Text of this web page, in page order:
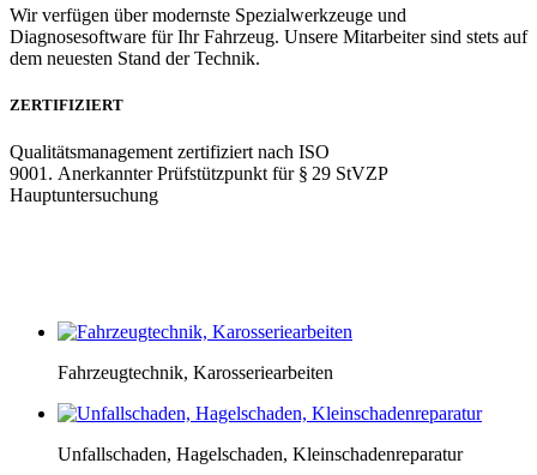
Wir verfügen über modernste Spezialwerkzeuge und
Diagnosesoftware für Ihr Fahrzeug. Unsere Mitarbeiter sind stets auf
dem neuesten Stand der Technik.
ZERTIFIZIERT
Qualitätsmanagement zertifiziert nach ISO
9001. Anerkannter Prüfstützpunkt für § 29 StVZP
Hauptuntersuchung
Fahrzeugtechnik, Karosseriearbeiten
Unfallschaden, Hagelschaden, Kleinschadenreparatur